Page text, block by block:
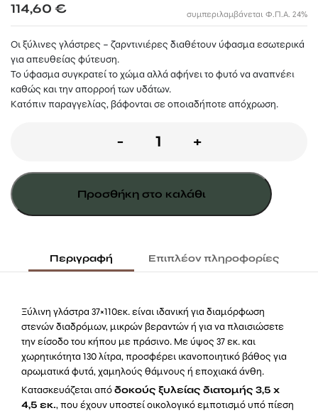
114,60 € συμπεριλαμβάνεται Φ.Π.Α. 24%
Οι ξύλινες γλάστρες – ζαρντινιέρες διαθέτουν ύφασμα εσωτερικά
για απευθείας φύτευση.
Το ύφασμα συγκρατεί το χώμα αλλά αφήνει το φυτό να αναπνέει
καθώς και την απορροή των υδάτων.
Κατόπιν παραγγελίας, βάφονται σε οποιαδήποτε απόχρωση.
-
Ξύλινη
παραλληλόγραμμη
37(Υ)
50
110εκ.
ποσότητα
+
Προσθήκη στο καλάθι
Περιγραφή Επιπλέον πληροφορίες
Ξύλινη γλάστρα 37×110εκ. είναι ιδανική για διαμόρφωση
στενών διαδρόμων, μικρών βεραντών ή για να πλαισιώσετε
την είσοδο του κήπου με πράσινο. Με ύψος 37 εκ. και
χωρητικότητα 130 λίτρα, προσφέρει ικανοποιητικό βάθος για
αρωματικά φυτά, χαμηλούς θάμνους ή εποχιακά άνθη.
Κατασκευάζεται απόδοκούς ξυλείας διατομής 3,5 x
4,5 εκ., που έχουν υποστεί οικολογικό εμποτισμό υπό πίεση